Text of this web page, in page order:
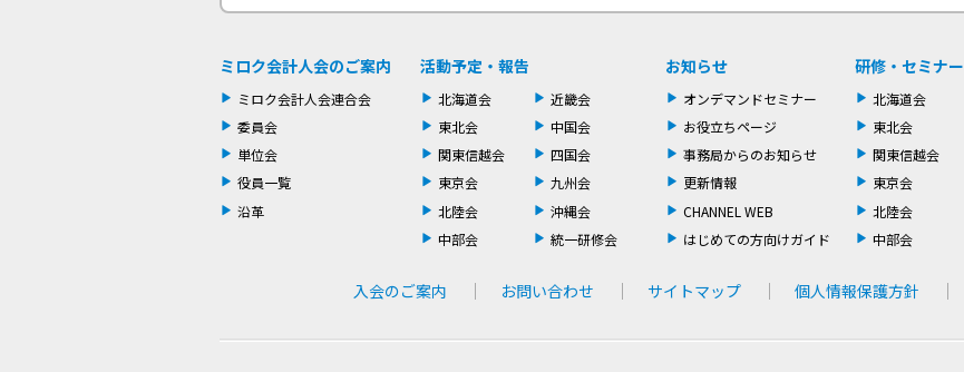
ミロク会計人会のご案内
ミロク会計人会連合会
委員会
単位会
役員一覧
沿革
活動予定・報告
北海道会
東北会
関東信越会
東京会
北陸会
中部会
近畿会
中国会
四国会
九州会
沖縄会
統一研修会
お知らせ
オンデマンドセミナー
お役立ちページ
事務局からのお知らせ
更新情報
CHANNEL WEB
はじめての方向けガイド
研修・セミナー
北海道会
東北会
関東信越会
東京会
北陸会
中部会
入会のご案内 お問い合わせ サイトマップ 個人情報保護方針